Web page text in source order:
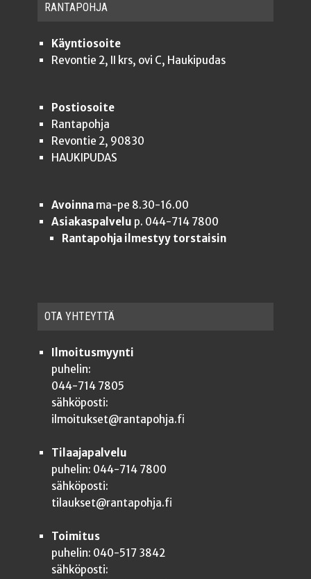
RAN­TA­POH­JA
Käyntiosoite
Revontie 2, II krs, ovi C, Haukipudas
Postiosoite
Rantapohja
Revontie 2, 90830
HAUKIPUDAS
Avoinnama-pe 8.30-16.00
Asiakaspalvelu p. 044-714 7800
Rantapohja ilmestyy torstaisin
OTA YHTEYT­TÄ
Ilmoitusmyynti
puhelin:
044-714 7805
sähköposti:
ilmoitukset@rantapohja.fi
Tilaajapalvelu
puhelin: 044-714 7800
sähköposti:
tilaukset@rantapohja.fi
Toimitus
puhelin: 040-517 3842
sähköposti: